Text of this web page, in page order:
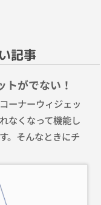
記事
トがでない！
ーナーウィジェッ
なくなって機能し
。そんなときにチ